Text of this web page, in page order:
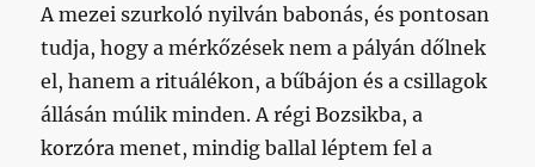
A mezei szurkoló nyilván babonás, és pontosan
tudja, hogy a mérkőzések nem a pályán dőlnek
el, hanem a rituálékon, a bűbájon és a csillagok
állásán múlik minden. A régi Bozsikba, a
korzóra menet, mindig ballal léptem fel a